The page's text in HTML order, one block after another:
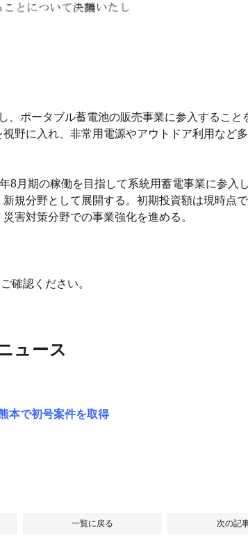
ポータブル蓄電池の販売事業に参入するこ
野に入れ、非常用電源やアウトドア利用など
月期の稼働を目指して系統用蓄電事業に参入
規分野として展開する。初期投資額は現時点
害対策分野での事業強化を進める。
確認ください。
ュース
本で初号案件を取得
一覧に戻る 次の記